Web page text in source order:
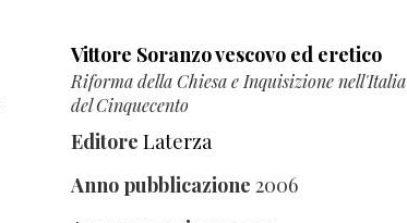
Vittore Soranzo vescovo ed eretico
Riforma della Chiesa e Inquisizione nell'Italia
del Cinquecento
Editore Laterza
Anno pubblicazione 2006